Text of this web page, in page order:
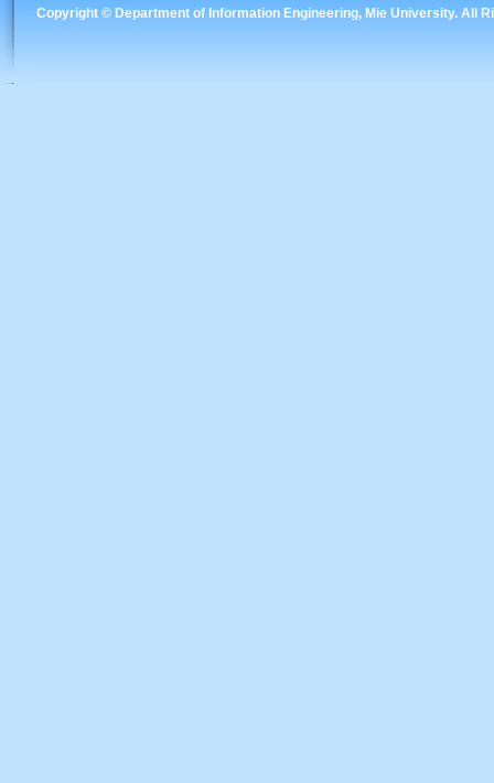
Copyright © Department of Information Engineering, Mie University. All